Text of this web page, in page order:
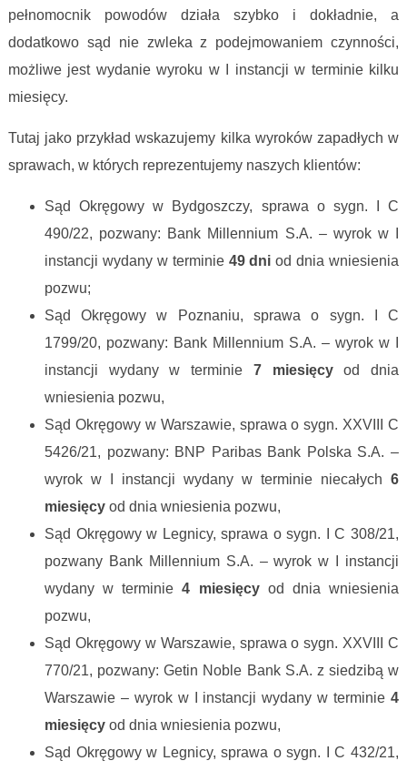
pełnomocnik powodów działa szybko i dokładnie, a
dodatkowo sąd nie zwleka z podejmowaniem czynności,
możliwe jest wydanie wyroku w I instancji w terminie kilku
miesięcy.
Tutaj jako przykład wskazujemy kilka wyroków zapadłych w
sprawach, w których reprezentujemy naszych klientów:
Sąd Okręgowy w Bydgoszczy, sprawa o sygn. I C
490/22, pozwany: Bank Millennium S.A. – wyrok w I
instancji wydany w terminie 49 dni od dnia wniesienia
pozwu;
Sąd Okręgowy w Poznaniu, sprawa o sygn. I C
1799/20, pozwany: Bank Millennium S.A. – wyrok w I
instancji wydany w terminie 7 miesięcyod dnia
wniesienia pozwu,
Sąd Okręgowy w Warszawie, sprawa o sygn. XXVIII C
5426/21, pozwany: BNP Paribas Bank Polska S.A. –
wyrok w I instancji wydany w terminie niecałych6
miesięcyod dnia wniesienia pozwu,
Sąd Okręgowy w Legnicy, sprawa o sygn. I C 308/21,
pozwany Bank Millennium S.A. – wyrok w I instancji
wydany w terminie4 miesięcyod dnia wniesienia
pozwu,
Sąd Okręgowy w Warszawie, sprawa o sygn. XXVIII C
770/21, pozwany: Getin Noble Bank S.A. z siedzibą w
Warszawie – wyrok w I instancji wydany w terminie4
miesięcyod dnia wniesienia pozwu,
Sąd Okręgowy w Legnicy, sprawa o sygn. I C 432/21,